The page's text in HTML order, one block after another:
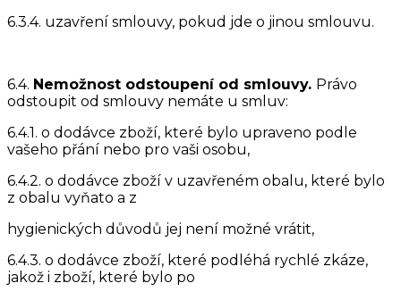
6.3.4. uzavření smlouvy, pokud jde o jinou smlouvu.
6.4. Nemožnost odstoupení od smlouvy. Právo
odstoupit od smlouvy nemáte u smluv:
6.4.1. o dodávce zboží, které bylo upraveno podle
vašeho přání nebo pro vaši osobu,
6.4.2. o dodávce zboží v uzavřeném obalu, které bylo
z obalu vyňato a z
hygienických důvodů jej není možné vrátit,
6.4.3. o dodávce zboží, které podléhá rychlé zkáze,
jakož i zboží, které bylo po